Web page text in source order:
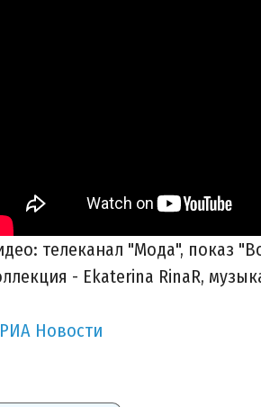
телеканал "Мода", показ
- Ekaterina RinaR,
РИА Новости